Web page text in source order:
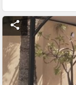
share